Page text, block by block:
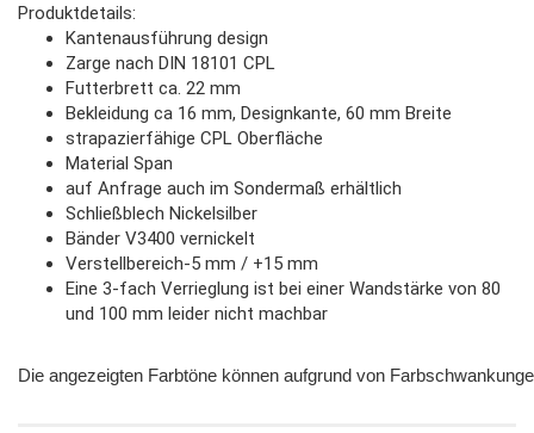
Produktdetails:
Kantenausführung design
Zarge nach DIN 18101 CPL
Futterbrett ca. 22 mm
Bekleidung ca 16 mm, Designkante, 60 mm Breite
strapazierfähige CPL Oberfläche
Material Span
auf Anfrage auch im Sondermaß erhältlich
Schließblech Nickelsilber
Bänder V3400 vernickelt
Verstellbereich-5 mm / +15 mm
Eine 3-fach Verrieglung ist bei einer Wandstärke von 80
und 100 mm leider nicht machbar
Die angezeigten Farbtöne können aufgrund von